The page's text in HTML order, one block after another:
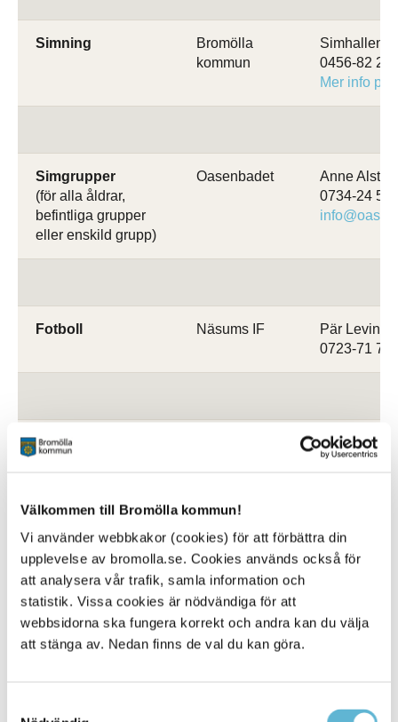
Välkommen till Bromölla kommun!
Vi använder webbkakor (cookies) för att förbättra din
upplevelse av bromolla.se. Cookies används också för
att analysera vår trafik, samla information och
statistik. Vissa cookies är nödvändiga för att
webbsidorna ska fungera korrekt och andra kan du välja
att stänga av. Nedan finns de val du kan göra.
Simning
Bromölla
kommun
Simhallen
0456-82 21
Mer info på
Simgrupper
(för alla åldrar,
befintliga grupper
eller enskild grupp)
Oasenbadet
Anne
0734-24 54
Fotboll Näsums IF
Pär Levine
0723-71 78
Konstutställningar
Teresa
0708-74 05
Guidade visningar
(utomhusgalleriet)
Ifö Center
Exhibit